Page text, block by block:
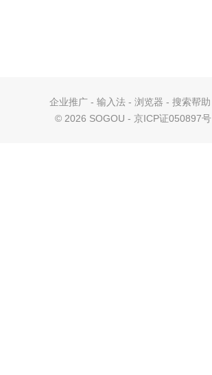
企业推广 - 输入法 - 浏览器 - 搜索帮助
© 2026 SOGOU - 京ICP证050897号